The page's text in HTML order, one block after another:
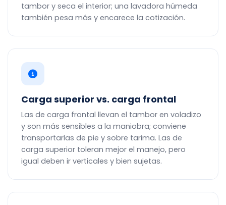
tambor y seca el interior; una lavadora húmeda
también pesa más y encarece la cotización.
Carga superior vs. carga frontal
Las de carga frontal llevan el tambor en voladizo
y son más sensibles a la maniobra; conviene
transportarlas de pie y sobre tarima. Las de
carga superior toleran mejor el manejo, pero
igual deben ir verticales y bien sujetas.